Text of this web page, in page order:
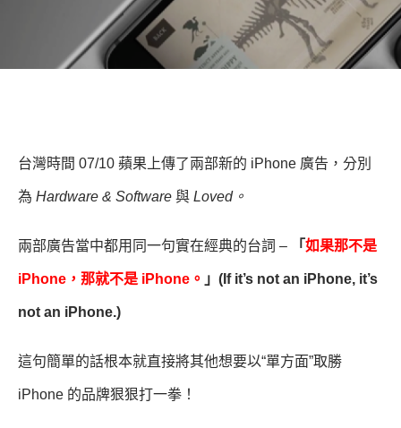
台灣時間 07/10 蘋果上傳了兩部新的 iPhone 廣告，分別
為 Hardware & Software 與 Loved。
兩部廣告當中都用同一句實在經典的台詞 – 「如果那不是
iPhone，那就不是 iPhone。 」(If it’s not an iPhone, it’s
not an iPhone.)
這句簡單的話根本就直接將其他想要以“單方面”取勝
iPhone 的品牌狠狠打一拳！